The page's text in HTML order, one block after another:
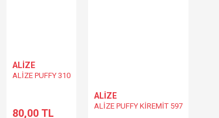
ALİZE
ALİZE PUFFY 310
80,00 TL
ALİZE
ALİZE PUFFY KİREMİT 597